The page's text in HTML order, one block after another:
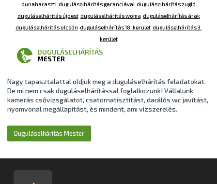
dunaharaszti duguláselhárítás garanciával duguláselhárítás zugló
duguláselhárítás újpest duguláselhárítás woma duguláselhárítás árak
duguláselhárítás olcsón duguláselhárítás 18. kerület duguláselhárítás 3.
kerület
DUGULÁSELHÁRÍTÁS
MESTER
Nagy tapasztalattal oldjuk meg a duguláselhárítás feladatokat.
De mi nem csak duguláselhárítással foglalkozunk! Vállalunk
kamerás csővizsgálatot, csatornatisztítást, darálós wc javítást,
nyomvonal megállapítást, és mindent, ami vízszerelés.
Duguláselhárítás Mester